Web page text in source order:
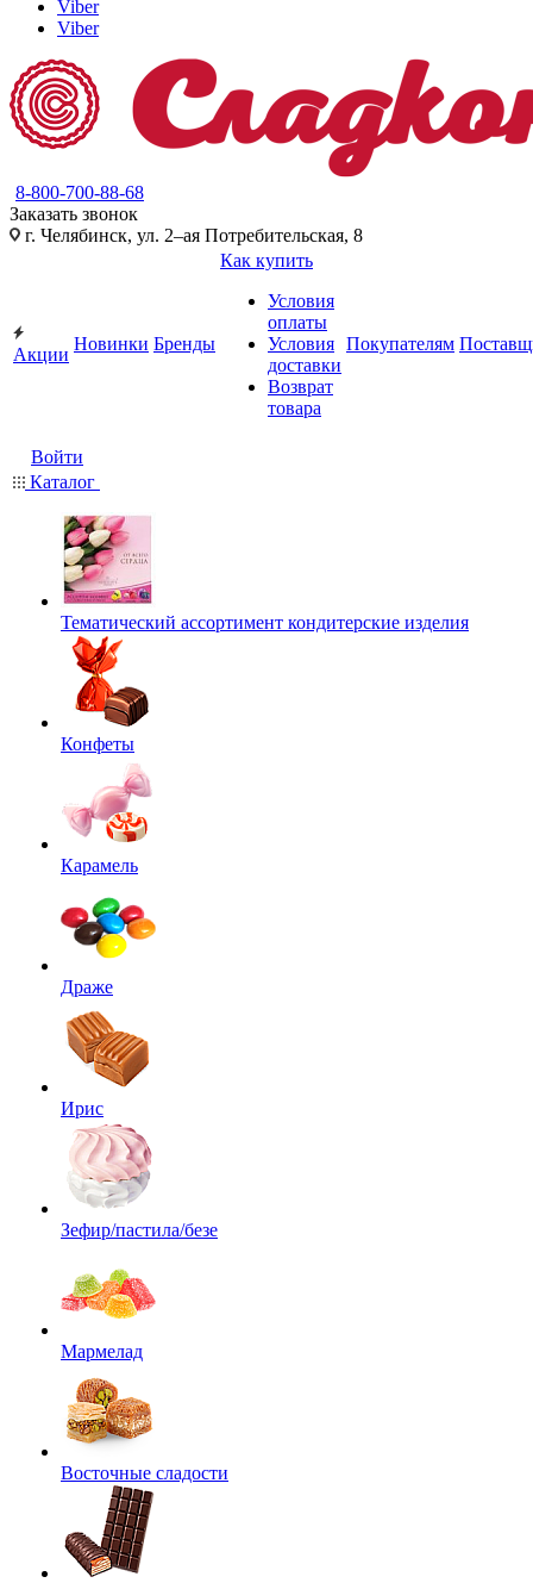
Viber
Viber
8-800-700-88-68
Заказать звонок
г. Челябинск, ул. 2–ая Потребительская, 8
Акции
Новинки Бренды
Как купить
Условия
оплаты
Условия
доставки
Возврат
товара
Покупателям
Войти
Каталог
Тематический ассортимент кондитерские изделия
Конфеты
Карамель
Драже
Ирис
Зефир/пастила/безе
Мармелад
Восточные сладости